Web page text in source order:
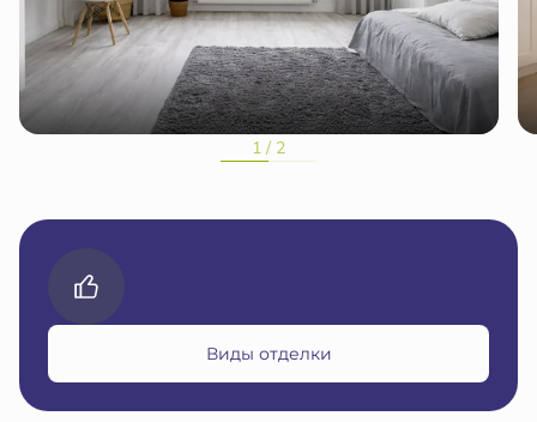
1 / 2
Виды отделки